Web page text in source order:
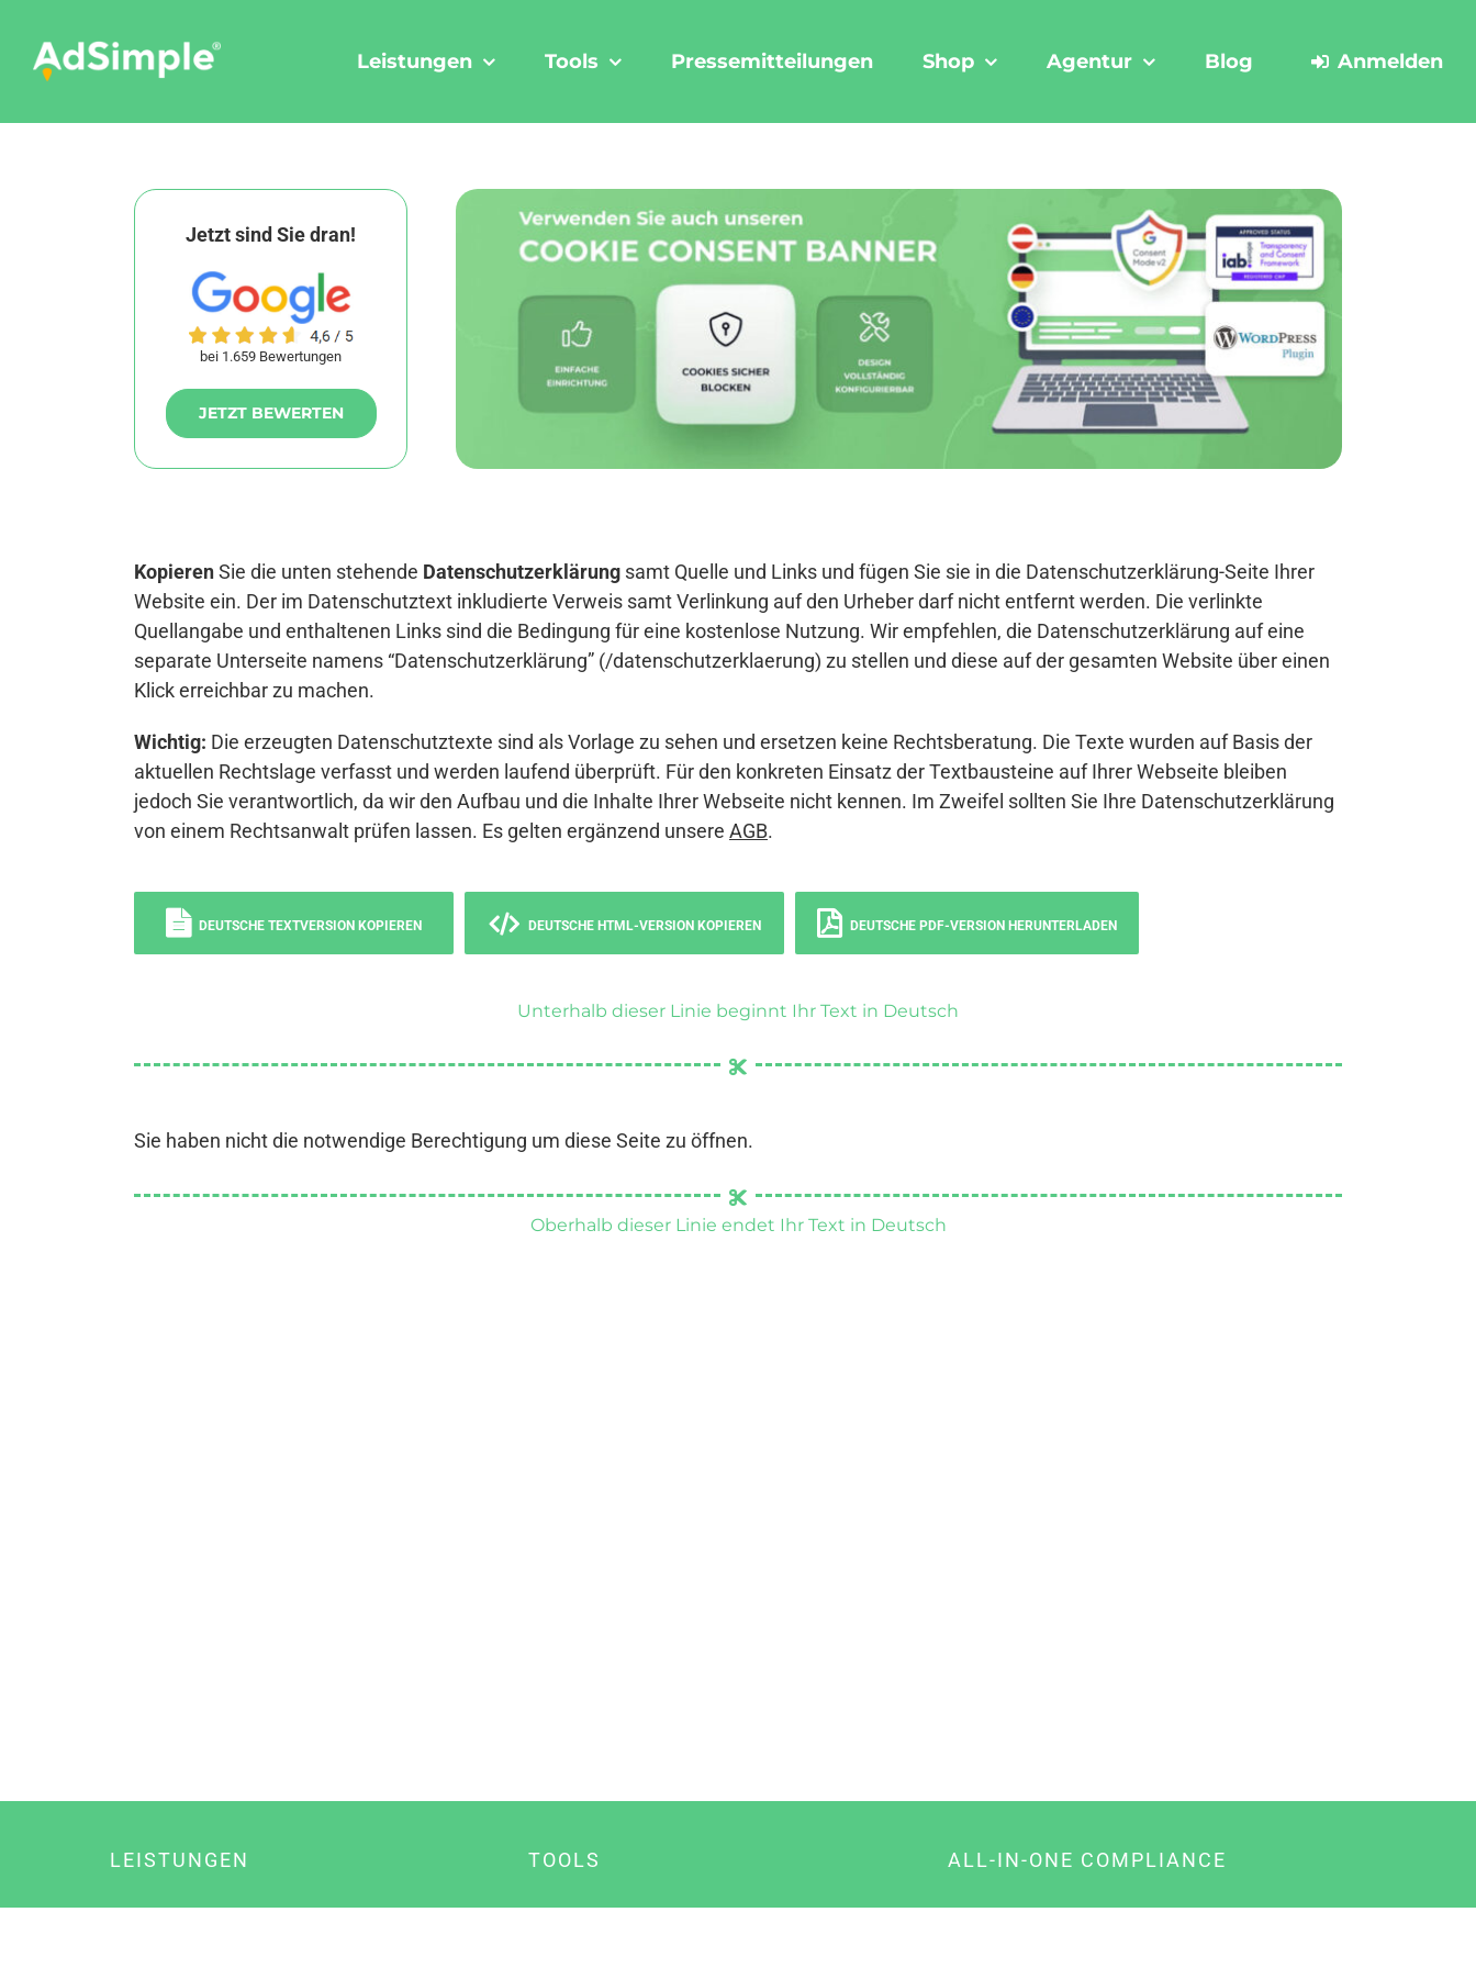
content
Leistungen Tools Pressemitteilungen Shop Agentur Blog Anmelden
Jetzt sind Sie dran!
bei 1.659 Bewertungen
JETZT BEWERTEN
KopierenSie die unten stehende Datenschutzerklärung samt Quelle und Links und fügen Sie sie in die Datenschutzerklärung-Seite Ihrer
Website ein. Der im Datenschutztext inkludierte Verweis samt Verlinkung auf den Urheber darf nicht entfernt werden. Die verlinkte
Quellangabe und enthaltenen Links sind die Bedingung für eine kostenlose Nutzung. Wir empfehlen, die Datenschutzerklärung auf eine
separate Unterseite namens “Datenschutzerklärung” (/datenschutzerklaerung) zu stellen und diese auf der gesamten Website über einen
Klick erreichbar zu machen.
Wichtig: Die erzeugten Datenschutztexte sind als Vorlage zu sehen und ersetzen keine Rechtsberatung. Die Texte wurden auf Basis der
aktuellen Rechtslage verfasst und werden laufend überprüft. Für den konkreten Einsatz der Textbausteine auf Ihrer Webseite bleiben
jedoch Sie verantwortlich, da wir den Aufbau und die Inhalte Ihrer Webseite nicht kennen. Im Zweifel sollten Sie Ihre Datenschutzerklärung
von einem Rechtsanwalt prüfen lassen. Es gelten ergänzend unsere AGB.
DEUTSCHE TEXTVERSION KOPIEREN DEUTSCHE HTML-VERSION KOPIEREN DEUTSCHE PDF-VERSION HERUNTERLADEN
Unterhalb dieser Linie beginnt Ihr Text in Deutsch
Sie haben nicht die notwendige Berechtigung um diese Seite zu öffnen.
Oberhalb dieser Linie endet Ihr Text in Deutsch
LEISTUNGEN TOOLS ALL-IN-ONE COMPLIANCE